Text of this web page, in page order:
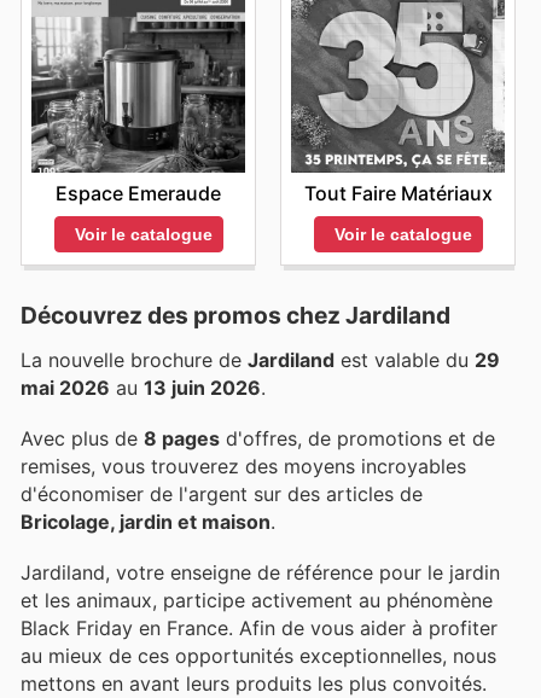
Espace Emeraude
Voir le catalogue
Tout Faire Matériaux
Voir le catalogue
Découvrez des promos chez Jardiland
La nouvelle brochure de Jardiland est valable du 29
mai 2026 au 13 juin 2026.
Avec plus de 8 pages d'offres, de promotions et de
remises, vous trouverez des moyens incroyables
d'économiser de l'argent sur des articles de
Bricolage, jardin et maison.
Jardiland, votre enseigne de référence pour le jardin
et les animaux, participe activement au phénomène
Black Friday en France. Afin de vous aider à profiter
au mieux de ces opportunités exceptionnelles, nous
mettons en avant leurs produits les plus convoités.